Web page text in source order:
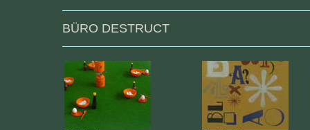
BÜRO DESTRUCT